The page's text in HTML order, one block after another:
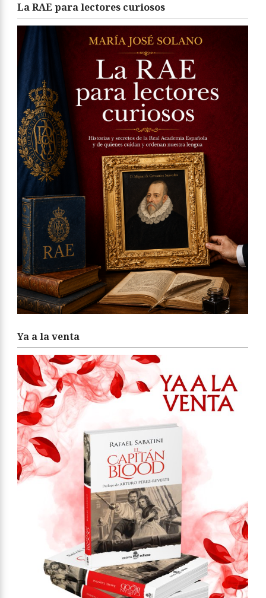
La RAE para lectores curiosos
Ya a la venta